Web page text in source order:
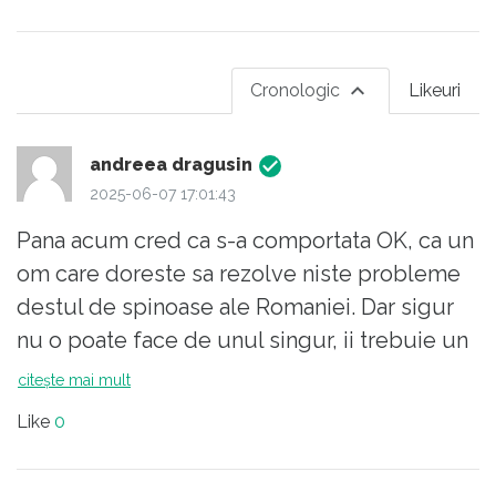
Likeuri
Cronologic
andreea dragusin
2025-06-07 17:01:43
Pana acum cred ca s-a comportata OK, ca un
om care doreste sa rezolve niste probleme
destul de spinoase ale Romaniei. Dar sigur
nu o poate face de unul singur, ii trebuie un
guvern angajat si politicieni seriosi. Care
propuneri si dupa aia va zicem daca intram
citește mai mult
Like 0